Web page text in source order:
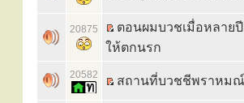
20875
ตอนผมบวชเมื่อหลาย
ให้ตกนรก
20582 สถานที่บวชชีพราหมณ์